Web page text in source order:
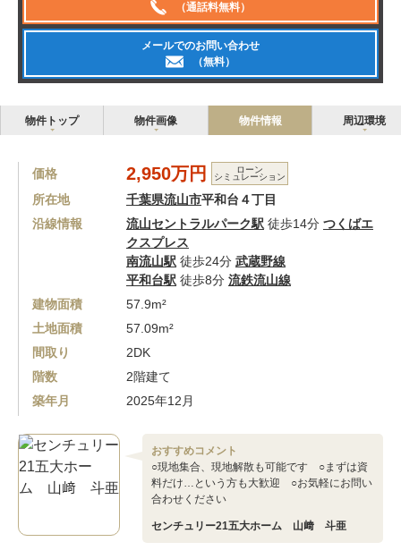
（通話料無料）
メールでのお問い合わせ
（無料）
物件トップ 物件画像 物件情報 周辺環境
価格 2,950万円 ローン
シミュレーション
所在地 千葉県流山市平和台４丁目
沿線情報
流山セントラルパーク駅 徒歩14分 つくばエ
クスプレス
南流山駅 徒歩24分 武蔵野線
平和台駅 徒歩8分 流鉄流山線
建物面積
57.9m²
土地面積
57.09m²
間取り
2DK
階数
2階建て
築年月
2025年12月
おすすめコメント
○現地集合、現地解散も可能です ○まずは資
料だけ…という方も大歓迎 ○お気軽にお問い
合わせください
センチュリー21五大ホーム 山﨑 斗亜